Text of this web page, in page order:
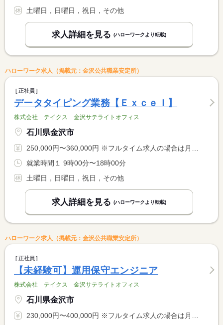
土曜日，日曜日，祝日，その他
求人詳細を見る (ハローワークより転載)
ハローワーク求人（掲載元：金沢公共職業安定所）
正社員
データタイピング業務【Ｅｘｃｅｌ】
株式会社 テイクス 金沢サテライトオフィス
石川県金沢市
250,000円〜360,000円 ※フルタイム求人の場合は月額（換算額）、パート求人の場合は時間額を表示しています。
就業時間１ 9時00分〜18時00分
土曜日，日曜日，祝日，その他
求人詳細を見る (ハローワークより転載)
ハローワーク求人（掲載元：金沢公共職業安定所）
正社員
【未経験可】運用保守エンジニア
株式会社 テイクス 金沢サテライトオフィス
石川県金沢市
230,000円〜400,000円 ※フルタイム求人の場合は月額（換算額）、パート求人の場合は時間額を表示しています。